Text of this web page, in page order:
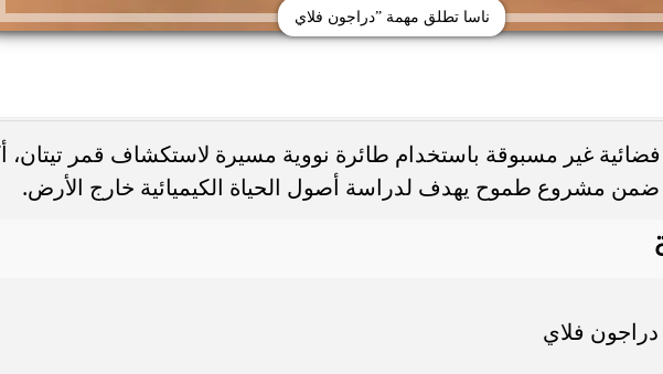
ناسا تطلق مهمة ”دراجون فلاي
غير مسبوقة باستخدام طائرة نووية مسيرة لاستكشاف قمر تيتان،
مشروع طموح يهدف لدراسة أصول الحياة الكيميائية خارج الأرض.
فلاي